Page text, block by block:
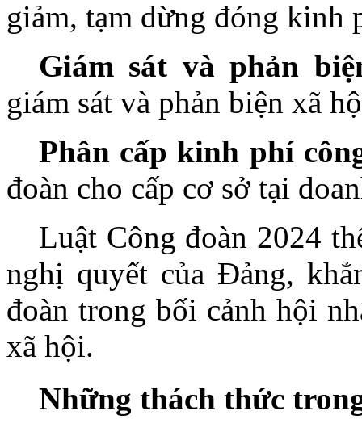
giảm, tạm dừng đóng kinh
Giám sát và phản
giám sát và phản biện xã
Phân cấp kinh phí
đoàn cho cấp cơ sở tại
Luật Công đoàn 2024
nghị quyết của Đảng,
đoàn trong bối cảnh hội
xã hội.
Những thách thức